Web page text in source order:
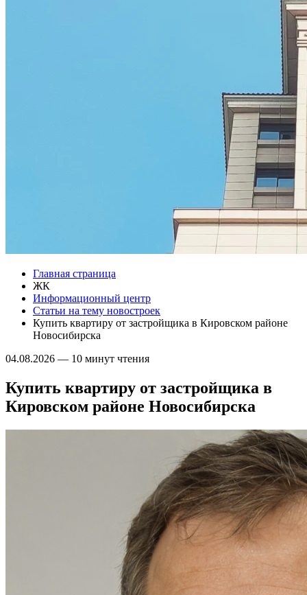
Главная страница
ЖК
Информационный центр
Статьи на тему новостроек
Купить квартиру от застройщика в Кировском районе
Новосибирска
04.08.2026 — 10 минут чтения
Купить квартиру от застройщика в
Кировском районе Новосибирска